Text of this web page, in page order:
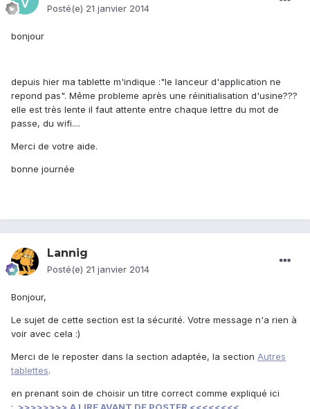
Posté(e) 21 janvier 2014
bonjour
depuis hier ma tablette m'indique :"le lanceur d'application ne
repond pas". Même probleme après une réinitialisation d'usine???
elle est très lente il faut attente entre chaque lettre du mot de
passe, du wifi....
Merci de votre aide.
bonne journée
Lannig
Posté(e) 21 janvier 2014
Bonjour,
Le sujet de cette section est la sécurité. Votre message n'a rien à
voir avec cela :)
Merci de le reposter dans la section adaptée, la section Autres
tablettes.
en prenant soin de choisir un titre correct comme expliqué ici